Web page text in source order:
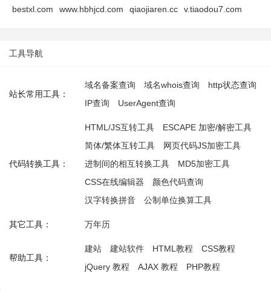
bestxl.com
www.hbhjcd.com qiaojiaren.cc v.tiaodou7.com
工具导航
站长常用工具：
域名备案查询 域名whois查询
http状态查询
IP查询
UserAgent查询
代码转换工具：
HTML/JS互转工具
ESCAPE 加密/解密工具
简体/繁体互转工具
网页代码JS加密工具
进制间的相互转换工具
MD5加密工具
CSS在线编辑器
颜色代码查询
汉字转换拼音
公制单位换算工具
其它工具： 万年历
帮助工具：
建站 建站软件 HTML教程
CSS教程
jQuery 教程
AJAX 教程 PHP教程